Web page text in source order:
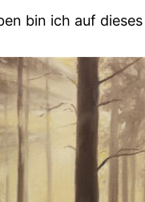
bin ich auf